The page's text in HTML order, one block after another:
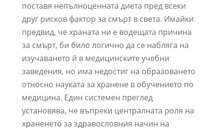
поставя непълноценната диета пред всеки
друг рисков фактор за смърт в света. Имайки
предвид, че храната ни е водещата причина
за смърт, би било логично да се набляга на
изучаването й в медицинските учебни
заведения, но има недостиг на образоването
относно науката за хранене в обучението по
медицина. Един системен преглед
установява, че въпреки централната роля на
храненето за здравословния начин на